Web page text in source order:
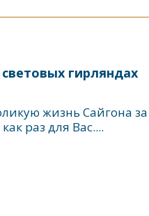
гирляндах
жизнь Сайгона за
раз для Вас....